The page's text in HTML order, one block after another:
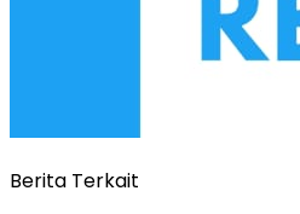
Berita Terkait